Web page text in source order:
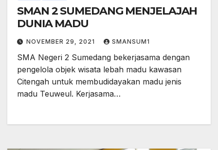
SMAN 2 SUMEDANG MENJELAJAH
DUNIA MADU
NOVEMBER 29, 2021 SMANSUM1
SMA Negeri 2 Sumedang bekerjasama dengan
pengelola objek wisata lebah madu kawasan
Citengah untuk membudidayakan madu jenis
madu Teuweul. Kerjasama…